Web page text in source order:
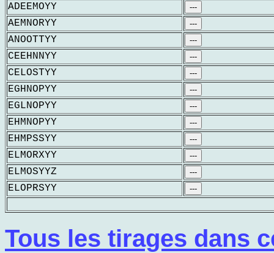
ADEEMOYY ---
AEMNORYY ---
ANOOTTYY ---
CEEHNNYY ---
CELOSTYY ---
EGHNOPYY ---
EGLNOPYY ---
EHMNOPYY ---
EHMPSSYY ---
ELMORXYY ---
ELMOSYYZ ---
ELOPRSYY ---
Tous les tirages dans